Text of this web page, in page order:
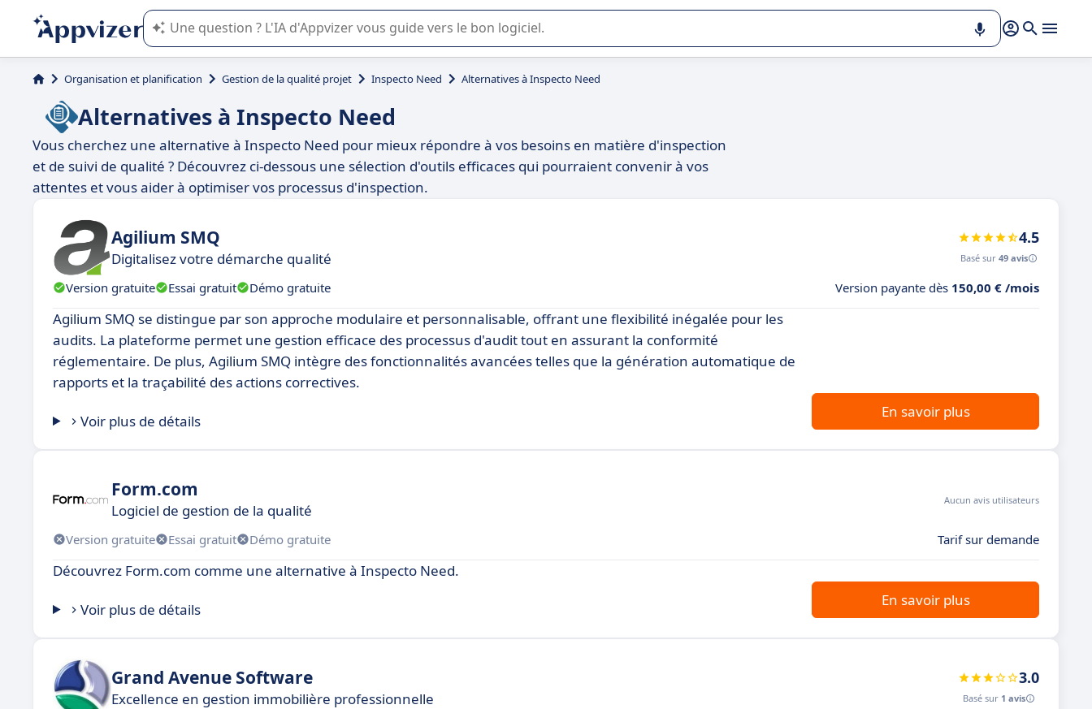
L'IA de Appvizer vous guide dans l'utilisation ou la sélection de logiciel SaaS en entreprise.
Organisation et planification Gestion de la qualité projet Inspecto Need Alternatives à Inspecto Need
Alternatives à Inspecto Need
Vous cherchez une alternative à Inspecto Need pour mieux répondre à vos besoins en matière d'inspection
et de suivi de qualité ? Découvrez ci-dessous une sélection d'outils efficaces qui pourraient convenir à vos
attentes et vous aider à optimiser vos processus d'inspection.
Agilium SMQ
Digitalisez votre démarche qualité
4.5
Basé sur 49 avis
Version gratuite Essai gratuit Démo gratuite Version payante dès 150,00 € /mois
Agilium SMQ se distingue par son approche modulaire et personnalisable, offrant une flexibilité inégalée pour les
audits. La plateforme permet une gestion efficace des processus d'audit tout en assurant la conformité
réglementaire. De plus, Agilium SMQ intègre des fonctionnalités avancées telles que la génération automatique de
rapports et la traçabilité des actions correctives.
Voir plus de détails
En savoir plus
Form.com
Logiciel de gestion de la qualité
Aucun avis utilisateurs
Version gratuite Essai gratuit Démo gratuite Tarif sur demande
Découvrez Form.com comme une alternative à Inspecto Need.
Voir plus de détails
En savoir plus
Grand Avenue Software
Excellence en gestion immobilière professionnelle
3.0
Basé sur 1 avis